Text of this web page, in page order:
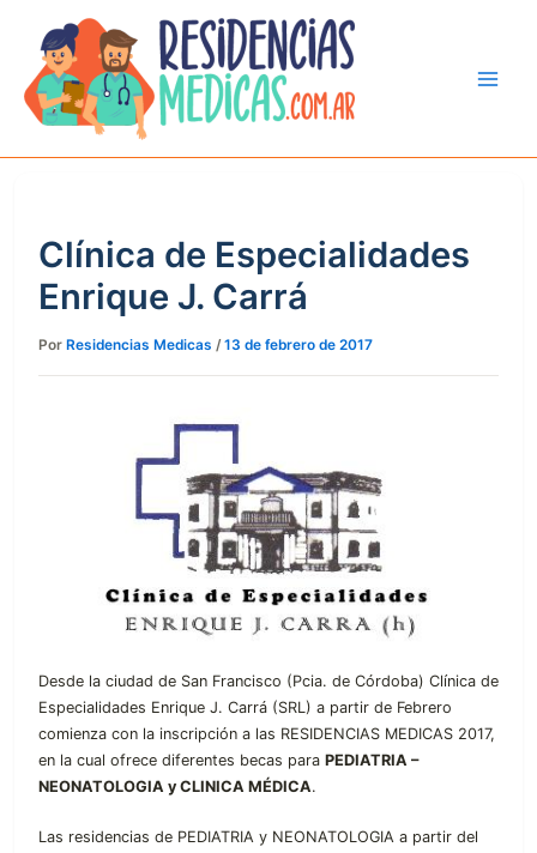
contenido
Clínica de Especialidades
Enrique J. Carrá
Por Residencias Medicas /13 de febrero de 2017
Desde la ciudad de San Francisco (Pcia. de Córdoba) Clínica de
Especialidades Enrique J. Carrá (SRL) a partir de Febrero
comienza con la inscripción a las RESIDENCIAS MEDICAS 2017,
en la cual ofrece diferentes becas para PEDIATRIA –
NEONATOLOGIA y CLINICA MÉDICA.
Las residencias de PEDIATRIA y NEONATOLOGIA a partir del